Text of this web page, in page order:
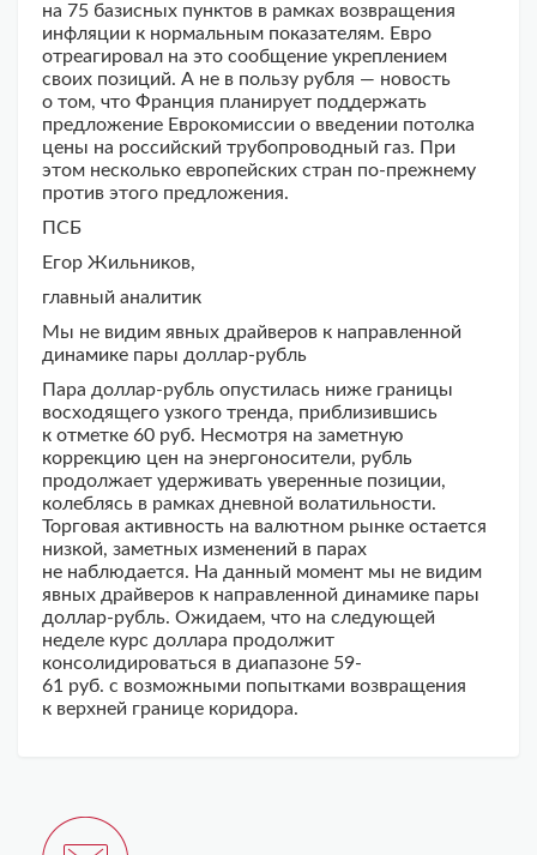
на 75 базисных пунктов в рамках возвращения
инфляции к нормальным показателям. Евро
отреагировал на это сообщение укреплением
своих позиций. А не в пользу рубля — новость
о том, что Франция планирует поддержать
предложение Еврокомиссии о введении потолка
цены на российский трубопроводный газ. При
этом несколько европейских стран по-прежнему
против этого предложения.
ПСБ
Егор Жильников,
главный аналитик
Мы не видим явных драйверов к направленной
динамике пары доллар-рубль
Пара доллар-рубль опустилась ниже границы
восходящего узкого тренда, приблизившись
к отметке 60 руб. Несмотря на заметную
коррекцию цен на энергоносители, рубль
продолжает удерживать уверенные позиции,
колеблясь в рамках дневной волатильности.
Торговая активность на валютном рынке остается
низкой, заметных изменений в парах
не наблюдается. На данный момент мы не видим
явных драйверов к направленной динамике пары
доллар-рубль. Ожидаем, что на следующей
неделе курс доллара продолжит
консолидироваться в диапазоне 59-
61 руб. с возможными попытками возвращения
к верхней границе коридора.